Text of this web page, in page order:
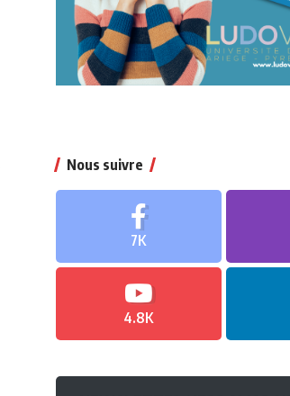
Nous suivre
7K
4.8K